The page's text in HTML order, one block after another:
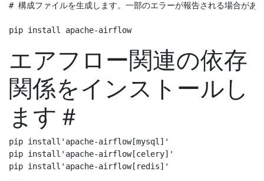
# 構成ファイルを生成します。一部のエラーが報告される場合が
エアフロー関連の依存
関係をインストールし
ます＃
pip install'apache-airflow[mysql]'
pip install'apache-airflow[celery]'